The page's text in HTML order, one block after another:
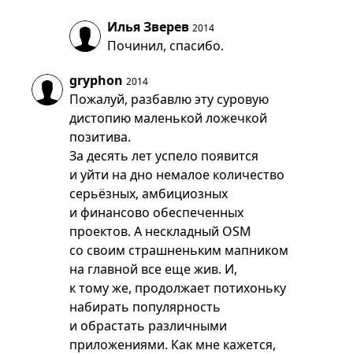
Илья Зверев 2014
Починил, спасибо.
gryphon 2014
Пожалуй, разбавлю эту суровую
дистопию маленькой ложечкой
позитива.
За десять лет успело появится
и уйти на дно немалое количество
серьёзных, амбициозных
и финансово обеспеченных
проектов. А нескладный OSM
со своим страшненьким мапником
на главной все еще жив. И,
к тому же, продолжает потихоньку
набирать популярность
и обрастать различными
приложениями. Как мне кажется,